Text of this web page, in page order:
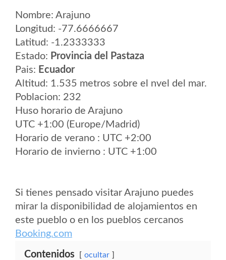
Nombre: Arajuno
Longitud: -77.6666667
Latitud: -1.2333333
Estado: Provincia del Pastaza
Pais: Ecuador
Altitud: 1.535 metros sobre el nvel del mar.
Poblacion: 232
Huso horario de Arajuno
UTC +1:00 (Europe/Madrid)
Horario de verano : UTC +2:00
Horario de invierno : UTC +1:00
Si tienes pensado visitar Arajuno puedes
mirar la disponibilidad de alojamientos en
este pueblo o en los pueblos cercanos
Booking.com
Contenidos ocultar